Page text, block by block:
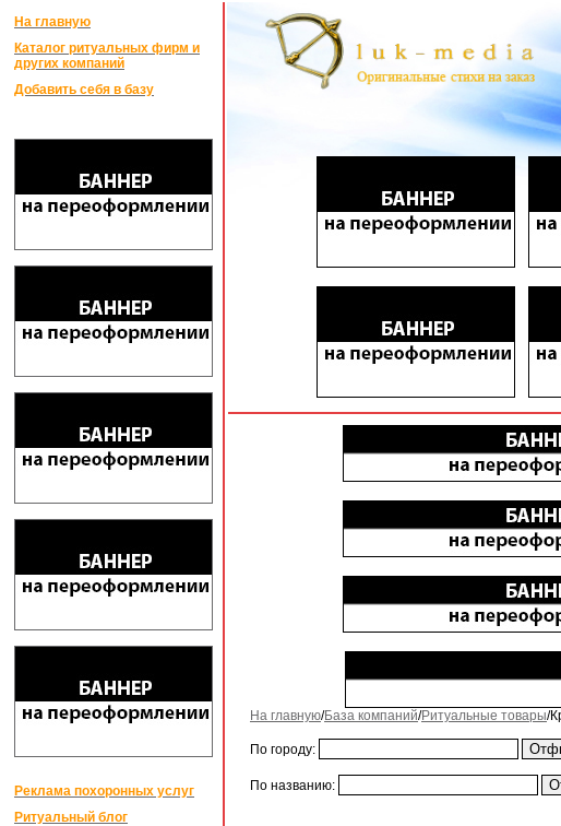
На главную
Каталог ритуальных фирм и
других компаний
Добавить себя в базу
Реклама похоронных услуг
Ритуальный блог
На главную/База компаний/Ритуальные товары/
По городу:
По названию: